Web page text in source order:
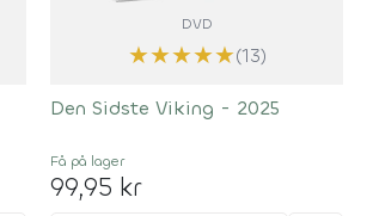
DVD
★★★★★(13)
Den Sidste Viking - 2025
Få på lager
99,95 kr